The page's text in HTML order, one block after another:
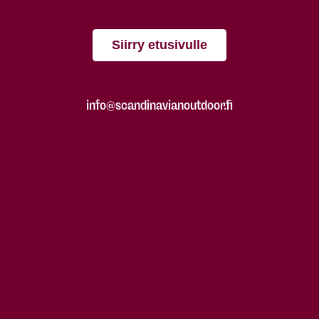
Siirry etusivulle
info@scandinavianoutdoor.fi